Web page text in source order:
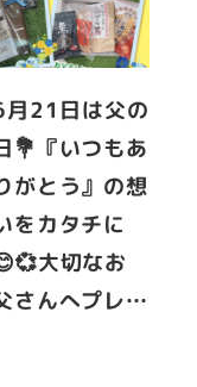
月21日は父の
💐『いつもあ
がとう』の想
をカタチに
大切なお
さんへプレ…